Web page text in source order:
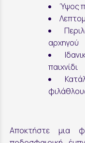
Ύψος
αρχηγού
παιχνίδι
Αποκτήστε μια